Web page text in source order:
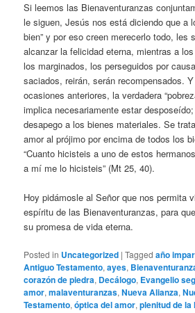
Si leemos las Bienaventuranzas
le siguen, Jesús nos está diciendo que a
bien” y por eso creen merecerlo todo, les
alcanzar la felicidad eterna, mientras a
los marginados, los perseguidos por
saciados, reirán, serán recompensados.
ocasiones anteriores, la verdadera
implica necesariamente estar
desapego a los bienes materiales. Se
amor al prójimo por encima de todos los
“Cuanto hicisteis a uno de estos
a mí me lo hicisteis” (Mt 25, 40).
Hoy pidámosle al Señor que nos permita
espíritu de las Bienaventuranzas, para
su promesa de vida eterna.
Posted in Uncategorized |Tagged año impar
Antiguo Testamento,ayes,
corazón de piedra, Decálogo, Evangelio
amor,malaventuranzas,Nueva Alianza,
Testamento,óptica del amor,plenitud de la